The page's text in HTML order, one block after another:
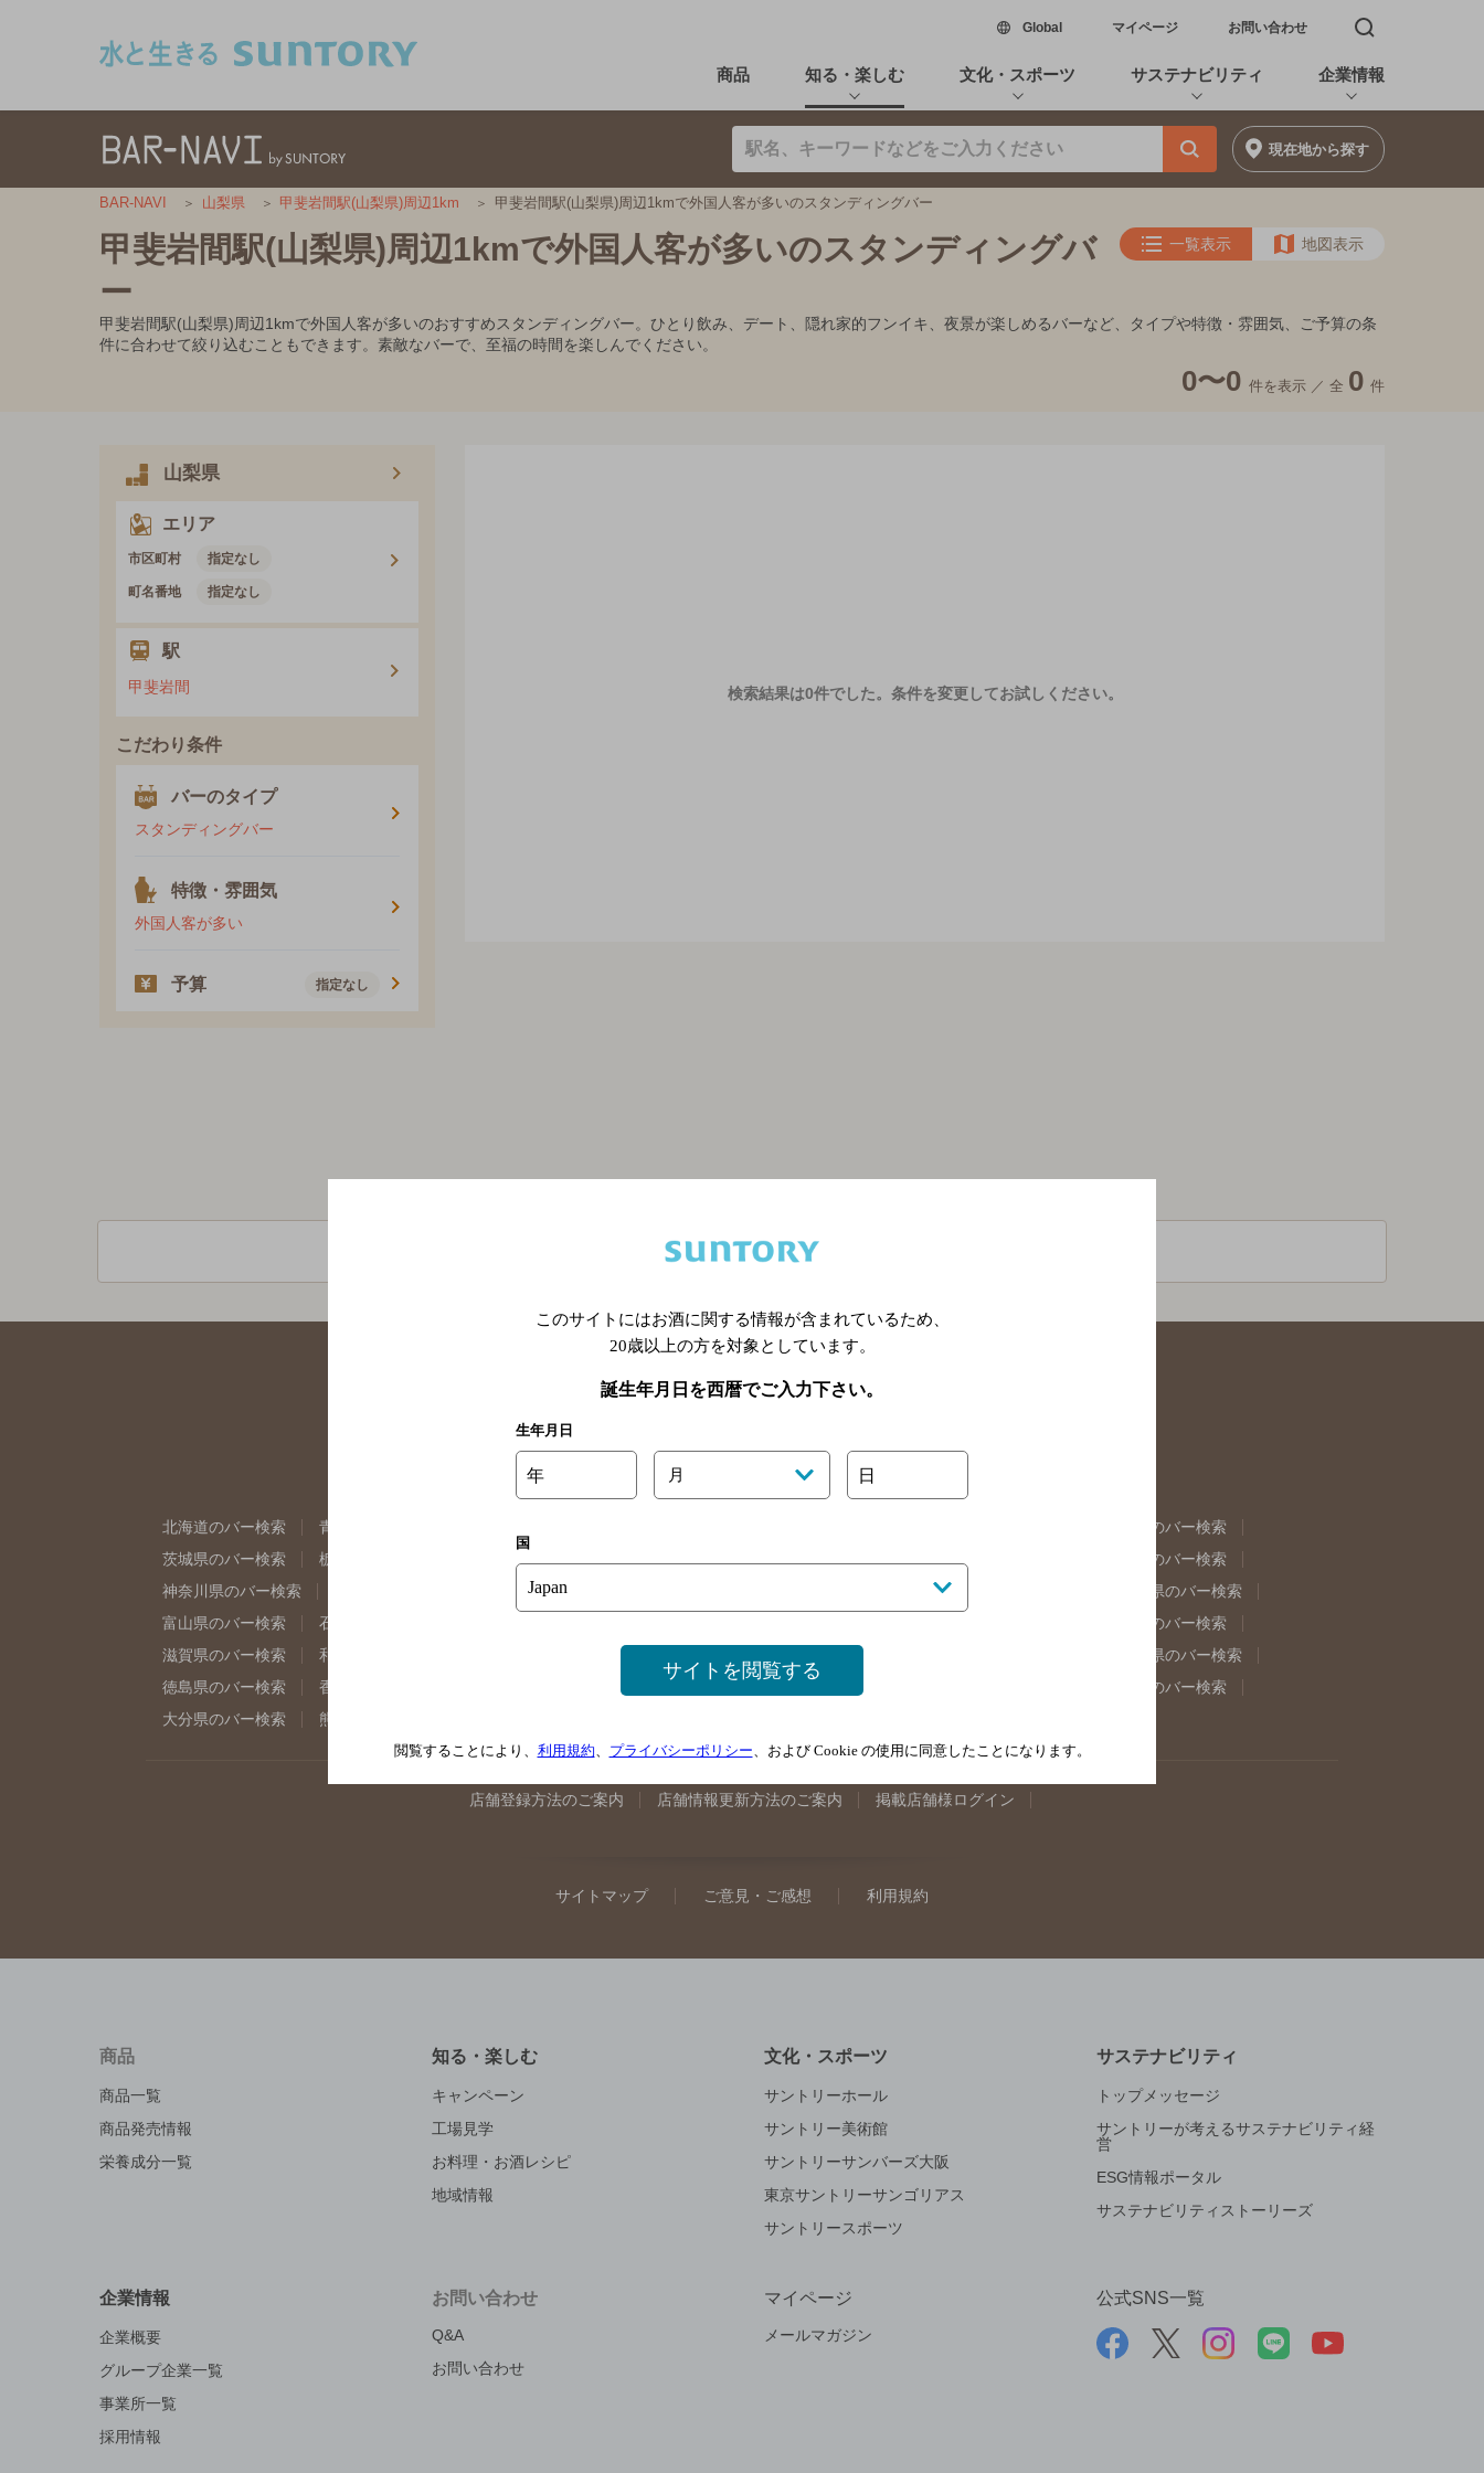
Global新しいウィンドウで開く
マイページ お問い合わせ 検索窓を開く
商品 知る・楽しむ 文化・スポーツ サステナビリティ 企業情報
現在地から探す
BAR-NAVI 山梨県 甲斐岩間駅(山梨県)周辺1km 甲斐岩間駅(山梨県)周辺1kmで外国人客が多いのスタンディングバー
甲斐岩間駅(山梨県)周辺1kmで外国人客が多いのスタンディングバ
ー
一覧表示 地図表示
甲斐岩間駅(山梨県)周辺1kmで外国人客が多いのおすすめスタンディングバー。ひとり飲み、デート、隠れ家的フンイキ、夜景が楽しめるバーなど、タイプや特徴・雰囲気、ご予算の条
件に合わせて絞り込むこともできます。素敵なバーで、至福の時間を楽しんでください。
0〜0 件を表示 ／ 全 0 件
山梨県
エリア
市区町村 指定なし
町名番地 指定なし
駅
甲斐岩間
こだわり条件
バーのタイプ
スタンディングバー
特徴・雰囲気
外国人客が多い
予算 指定なし
検索結果は0件でした。 条件を変更してお試しください。
関連ページ
北海道のバー検索 青森県のバー検索
福島県のバー検索
茨城県のバー検索
栃木県のバー検索
東京都のバー検索
神奈川県のバー検索
埼玉県のバー検索
岐阜県のバー検索
富山県のバー検索
石川県のバー検索
奈良県のバー検索
滋賀県のバー検索
和歌山県のバー検索 山口県のバー検索
島根県のバー検索
徳島県のバー検索
香川県のバー検索
佐賀県のバー検索
大分県のバー検索
熊本県のバー検索
店舗登録方法のご案内 店舗情報更新方法のご案内 掲載店舗様ログイン
サイトマップ ご意見・ご感想 利用規約
商品
商品一覧
商品発売情報
栄養成分一覧
知る・楽しむ
キャンペーン
工場見学
お料理・お酒レシピ
地域情報
文化・スポーツ
サントリーホール
サントリー美術館
サントリーサンバーズ大阪
東京サントリーサンゴリアス
サントリースポーツ
サステナビリティ
トップメッセージ
サントリーが考えるサステナビリティ経
営
ESG情報ポータル
サステナビリティストーリーズ
企業情報
企業概要
グループ企業一覧
事業所一覧
採用情報
お問い合わせ
Q&A
お問い合わせ
マイページ
メールマガジン
公式SNS一覧
このサイトにはお酒に関する情報が含まれているため、
20歳以上の方を対象としています。
誕生年月日を西暦でご入力下さい。
生年月日
年 月 日
国
サイトを閲覧する
閲覧することにより、 利用規約、 プライバシーポリシー、および Cookie の使用に同意したことになります。